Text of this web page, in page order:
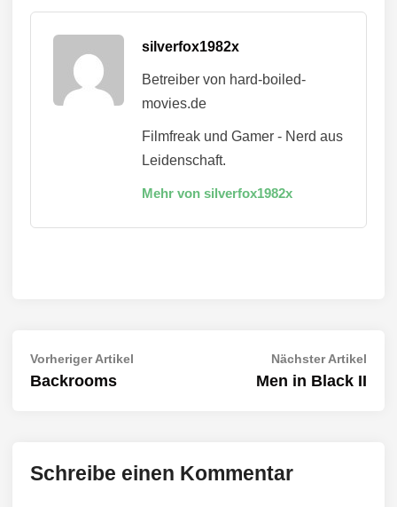
silverfox1982x
Betreiber von hard-boiled-
movies.de
Filmfreak und Gamer - Nerd aus
Leidenschaft.
Mehr von silverfox1982x
Beitragsnavigation
Vorheriger Artikel
Backrooms
Nächster Artikel
Men in Black II
Schreibe einen Kommentar